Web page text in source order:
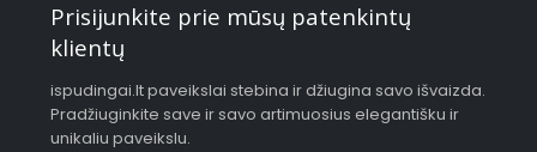
Prisijunkite prie mūsų patenkintų
klientų
ispudingai.lt paveikslai stebina ir džiugina savo išvaizda.
Pradžiuginkite save ir savo artimuosius elegantišku ir
unikaliu paveikslu.